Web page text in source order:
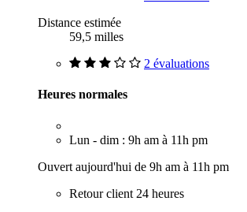
Distance estimée
59,5 milles
2 évaluations
Heures normales
Lun - dim : 9h am à 11h pm
Ouvert aujourd'hui de 9h am à 11h pm
Retour client 24 heures